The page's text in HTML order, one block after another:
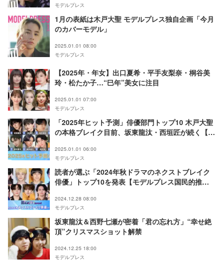
モデルプレス
1月の表紙は木戸大聖 モデルプレス独自企画「今月
のカバーモデル」
2025.01.01 08:00
モデルプレス
【2025年・年女】出口夏希・平手友梨奈・桐谷美
玲・松たか子…“巳年”美女に注目
2025.01.01 07:00
モデルプレス
「2025年ヒット予測」俳優部門トップ10 木戸大聖
の本格ブレイク目前、坂東龍汰・西垣匠が続く【モ
2025.01.01 06:00
モデルプレス
読者が選ぶ「2024年秋ドラマのネクストブレイク
俳優」トップ10を発表【モデルプレス国民的推し
2024.12.28 08:00
モデルプレス
坂東龍汰＆西野七瀬が密着「君の忘れ方」“幸せ絶
頂”クリスマスショット解禁
2024.12.25 18:00
モデルプレス